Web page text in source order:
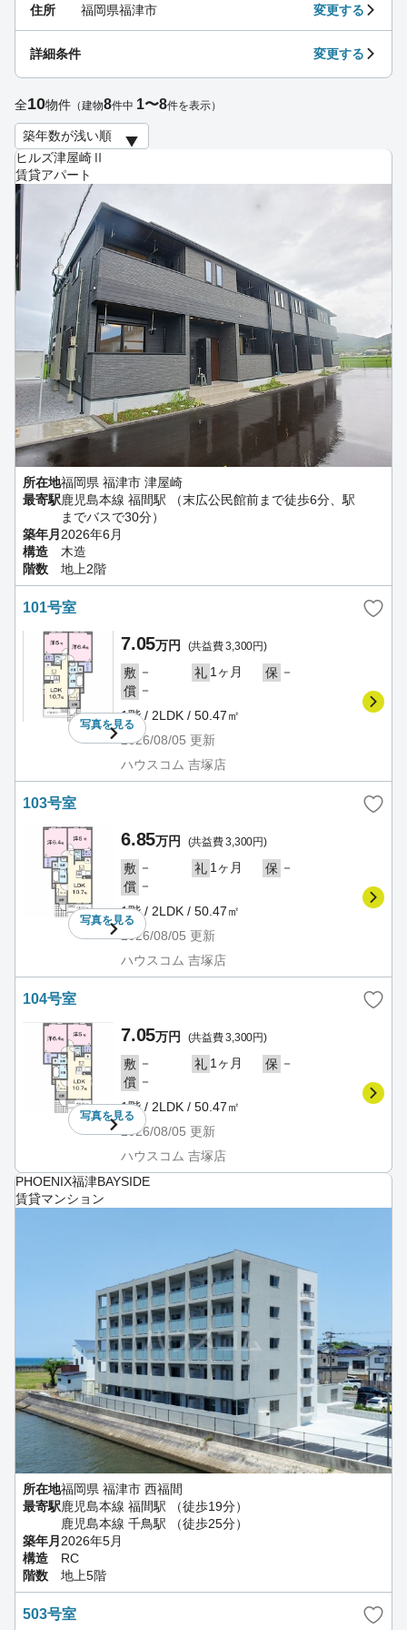
ヒルズ津屋崎Ⅱ
賃貸アパート
所在地福岡県 福津市 津屋崎
最寄駅鹿児島本線 福間駅 （末広公民館前まで徒歩6分、駅
までバスで30分）
築年月2026年6月
構造
木造
階数
地上2階
101号室
写真を見る
7.05万円 (共益費 3,300円)
敷 － 礼 1ヶ月 保 －
償 －
1階 / 2LDK / 50.47㎡
2026/08/05 更新
ハウスコム 吉塚店
103号室
写真を見る
6.85万円 (共益費 3,300円)
敷 － 礼 1ヶ月 保 －
償 －
1階 / 2LDK / 50.47㎡
2026/08/05 更新
ハウスコム 吉塚店
104号室
写真を見る
7.05万円 (共益費 3,300円)
敷 － 礼 1ヶ月 保 －
償 －
1階 / 2LDK / 50.47㎡
2026/08/05 更新
ハウスコム 吉塚店
PHOENIX福津BAYSIDE
賃貸マンション
所在地福岡県 福津市 西福間
最寄駅鹿児島本線 福間駅 （徒歩19分）
鹿児島本線 千鳥駅 （徒歩25分）
築年月 2026年5月
構造
RC
階数
地上5階
503号室
住所 福岡県福津市 変更する
詳細条件 変更する
全10物件 （建物8件中 1〜8件を表示）